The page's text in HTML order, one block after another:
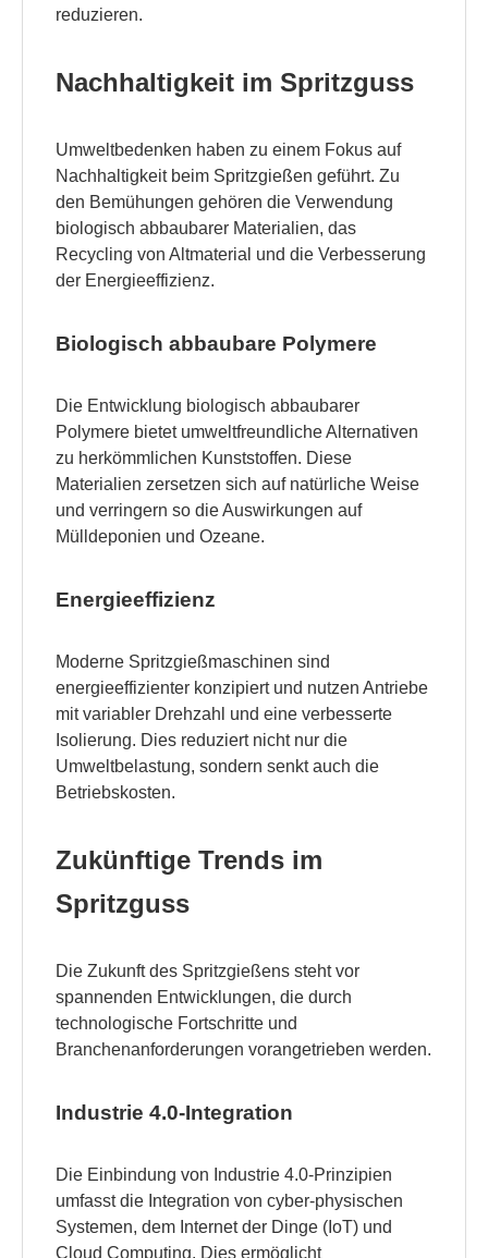
reduzieren.
Nachhaltigkeit im Spritzguss
Umweltbedenken haben zu einem Fokus auf
Nachhaltigkeit beim Spritzgießen geführt. Zu
den Bemühungen gehören die Verwendung
biologisch abbaubarer Materialien, das
Recycling von Altmaterial und die Verbesserung
der Energieeffizienz.
Biologisch abbaubare Polymere
Die Entwicklung biologisch abbaubarer
Polymere bietet umweltfreundliche Alternativen
zu herkömmlichen Kunststoffen. Diese
Materialien zersetzen sich auf natürliche Weise
und verringern so die Auswirkungen auf
Mülldeponien und Ozeane.
Energieeffizienz
Moderne Spritzgießmaschinen sind
energieeffizienter konzipiert und nutzen Antriebe
mit variabler Drehzahl und eine verbesserte
Isolierung. Dies reduziert nicht nur die
Umweltbelastung, sondern senkt auch die
Betriebskosten.
Zukünftige Trends im
Spritzguss
Die Zukunft des Spritzgießens steht vor
spannenden Entwicklungen, die durch
technologische Fortschritte und
Branchenanforderungen vorangetrieben werden.
Industrie 4.0-Integration
Die Einbindung von Industrie 4.0-Prinzipien
umfasst die Integration von cyber-physischen
Systemen, dem Internet der Dinge (IoT) und
Cloud Computing. Dies ermöglicht